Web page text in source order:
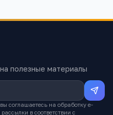
полезные материалы
соглашаетесь на обработку e-
в соответствии с